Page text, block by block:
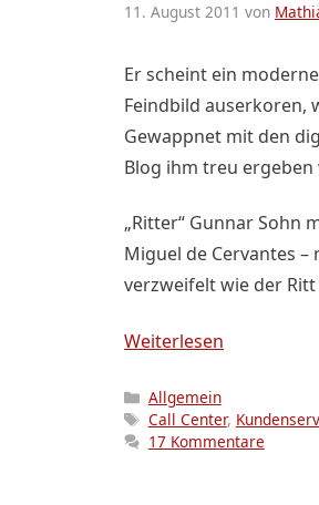
11. August 2011 von
Er scheint ein
Feindbild auserkoren,
Gewappnet mit den
Blog ihm treu
„Ritter“ Gunnar Sohn
Miguel de Cervantes
verzweifelt wie der
Weiterlesen
Kategorien
Allgemein
Schlagwörter
Call Center,
17 Kommentare